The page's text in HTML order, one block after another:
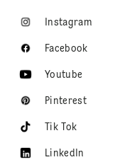
Instagram
Facebook
Youtube
Pinterest
Tik Tok
LinkedIn